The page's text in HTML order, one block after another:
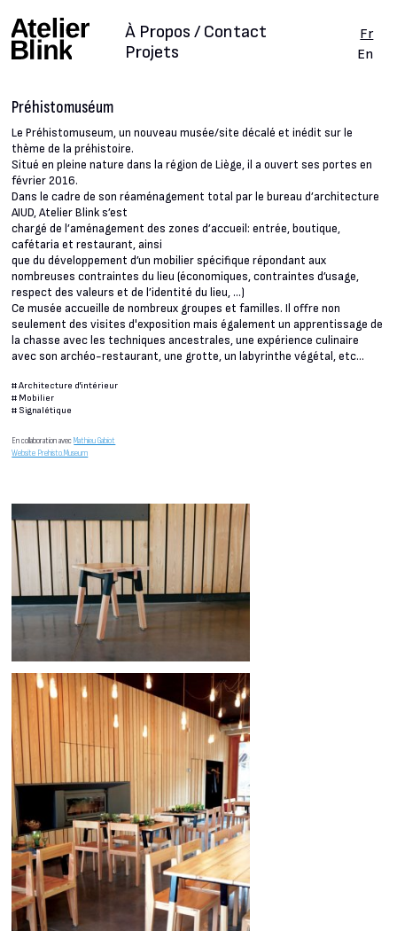
Projets
À Propos / Contact
Fr
En
Préhistomuséum
Le Préhistomuseum, un nouveau musée/site décalé et inédit sur le
thème de la préhistoire.
Situé en pleine nature dans la région de Liège, il a ouvert ses portes en
février 2016.
Dans le cadre de son réaménagement total par le bureau d’architecture
AIUD, Atelier Blink s’est
chargé de l’aménagement des zones d’accueil: entrée, boutique,
cafétaria et restaurant, ainsi
que du développement d’un mobilier spécifique répondant aux
nombreuses contraintes du lieu (économiques, contraintes d’usage,
respect des valeurs et de l’identité du lieu, ...)
Ce musée accueille de nombreux groupes et familles. Il offre non
seulement des visites d'exposition mais également un apprentissage de
la chasse avec les techniques ancestrales, une expérience culinaire
avec son archéo-restaurant, une grotte, un labyrinthe végétal, etc...
#Architecture d'intérieur
# Mobilier
# Signalétique
En collaboration avecMathieu Gabiot
Website Prehisto.Museum